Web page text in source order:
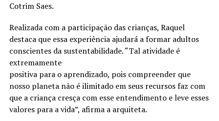
Cotrim Saes.
Realizada com a participação das crianças, Raquel
destaca que essa experiência ajudará a formar adultos
conscientes da sustentabilidade. “Tal atividade é
extremamente
positiva para o aprendizado, pois compreender que
nosso planeta não é ilimitado em seus recursos faz com
que a criança cresça com esse entendimento e leve esses
valores para a vida”, afirma a arquiteta.